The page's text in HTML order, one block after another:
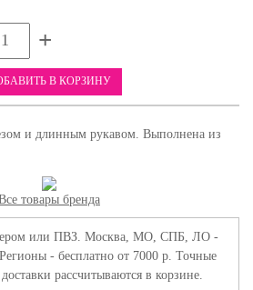
+
В КОРЗИНУ
и длинным рукавом. Выполнена из
товары бренда
или ПВЗ. Москва, МО, СПБ, ЛО -
- бесплатно от 7000 р. Точные
рассчитываются в корзине.